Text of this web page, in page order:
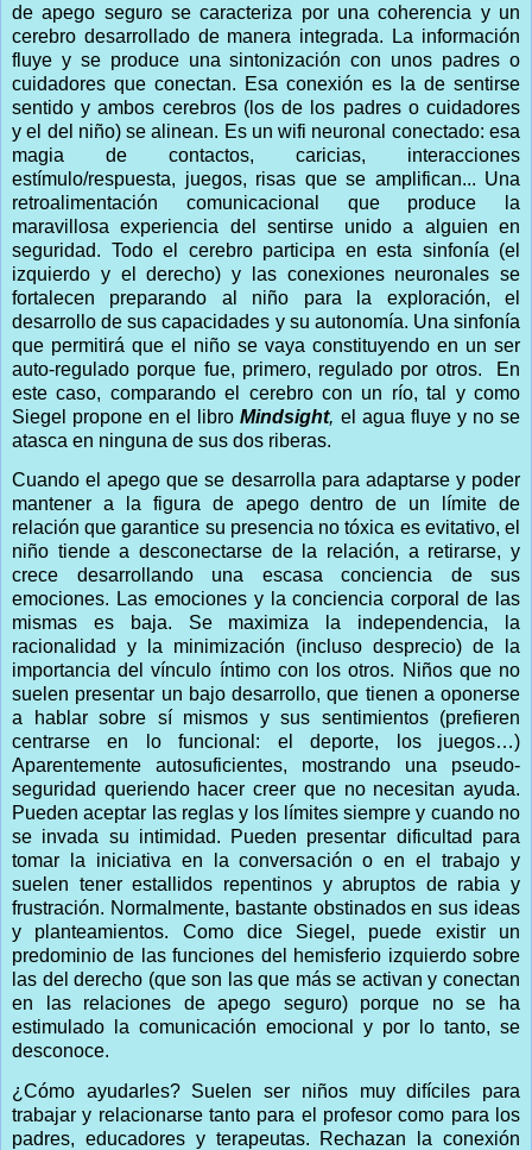
de apego seguro se caracteriza por una coherencia y un
cerebro desarrollado de manera integrada. La información
fluye y se produce una sintonización con unos padres o
cuidadores que conectan. Esa conexión es la de sentirse
sentido y ambos cerebros (los de los padres o cuidadores
y el del niño) se alinean. Es un wifi neuronal conectado: esa
magia de contactos, caricias, interacciones
estímulo/respuesta, juegos, risas que se amplifican... Una
retroalimentación comunicacional que produce la
maravillosa experiencia del sentirse unido a alguien en
seguridad. Todo el cerebro participa en esta sinfonía (el
izquierdo y el derecho) y las conexiones neuronales se
fortalecen preparando al niño para la exploración, el
desarrollo de sus capacidades y su autonomía. Una sinfonía
que permitirá que el niño se vaya constituyendo en un ser
auto-regulado porque fue, primero, regulado por otros.
En
este caso, comparando el cerebro con un río, tal y como
Siegel propone en el libroMindsight, el agua fluye y no se
atasca en ninguna de sus dos riberas.
Cuando el apego que se desarrolla para adaptarse y poder
mantener a la figura de apego dentro de un límite de
relación que garantice su presencia no tóxica es evitativo, el
niño tiende a desconectarse de la relación, a retirarse, y
crece desarrollando una escasa conciencia de sus
emociones. Las emociones y la conciencia corporal de las
mismas es baja. Se maximiza la independencia, la
racionalidad y la minimización (incluso desprecio) de la
importancia del vínculo íntimo con los otros. Niños que no
suelen presentar un bajo desarrollo, que tienen a oponerse
a hablar sobre sí mismos y sus sentimientos (prefieren
centrarse en lo funcional: el deporte, los juegos…)
Aparentemente autosuficientes, mostrando una pseudo-
seguridad queriendo hacer creer que no necesitan ayuda.
Pueden aceptar las reglas y los límites siempre y cuando no
se invada su intimidad. Pueden presentar dificultad para
tomar la iniciativa en la conversación o en el trabajo y
suelen tener estallidos repentinos y abruptos de rabia y
frustración. Normalmente, bastante obstinados en sus ideas
y planteamientos. Como dice Siegel, puede existir un
predominio de las funciones del hemisferio izquierdo sobre
las del derecho (que son las que más se activan y conectan
en las relaciones de apego seguro) porque no se ha
estimulado la comunicación emocional y por lo tanto, se
desconoce.
¿Cómo ayudarles? Suelen ser niños muy difíciles para
trabajar y relacionarse tanto para el profesor como para los
padres, educadores y terapeutas. Rechazan la conexión